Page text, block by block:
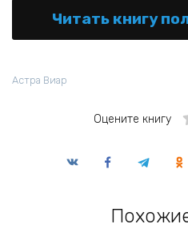
Читать книгу
Астра Виар
Оцените книгу